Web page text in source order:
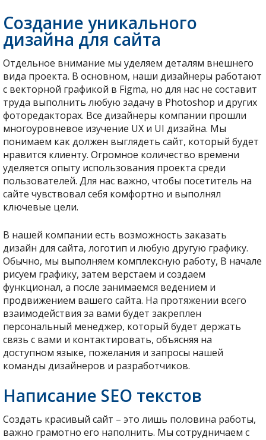
Создание уникального
дизайна для сайта
Отдельное внимание мы уделяем деталям внешнего
вида проекта. В основном, наши дизайнеры работают
с векторной графикой в Figma, но для нас не составит
труда выполнить любую задачу в Photoshop и других
фоторедакторах. Все дизайнеры компании прошли
многоуровневое изучение UX и UI дизайна. Мы
понимаем как должен выглядеть сайт, который будет
нравится клиенту. Огромное количество времени
уделяется опыту использования проекта среди
пользователей. Для нас важно, чтобы посетитель на
сайте чувствовал себя комфортно и выполнял
ключевые цели.
В нашей компании есть возможность заказать
дизайн для сайта, логотип и любую другую графику.
Обычно, мы выполняем комплексную работу, В начале
рисуем графику, затем верстаем и создаем
функционал, а после занимаемся ведением и
продвижением вашего сайта. На протяжении всего
взаимодействия за вами будет закреплен
персональный менеджер, который будет держать
связь с вами и контактировать, объясняя на
доступном языке, пожелания и запросы нашей
команды дизайнеров и разработчиков.
Написание SEO текстов
Создать красивый сайт – это лишь половина работы,
важно грамотно его наполнить. Мы сотрудничаем с